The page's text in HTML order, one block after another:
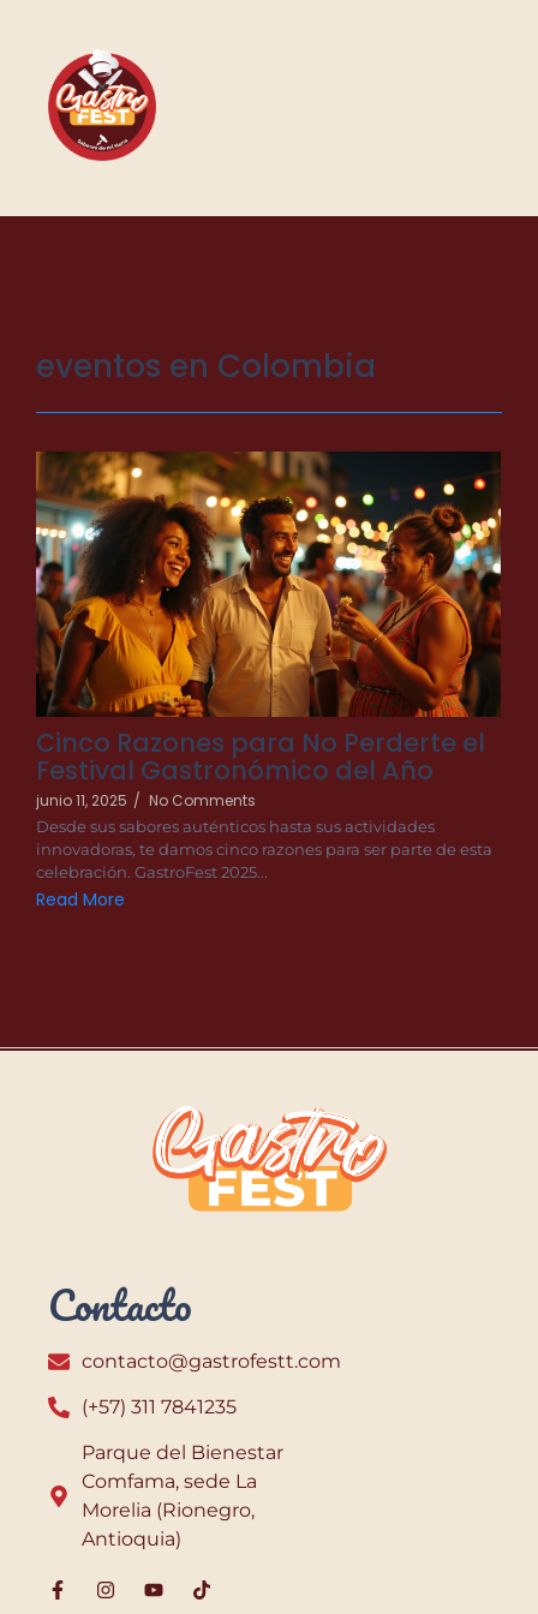
eventos en Colombia
Cinco Razones para No Perderte el
Festival Gastronómico del Año
junio 11, 2025 / No Comments
Desde sus sabores auténticos hasta sus actividades
innovadoras, te damos cinco razones para ser parte de esta
celebración. GastroFest 2025...
Read More
Contacto
contacto@gastrofestt.com
(+57) 311 7841235
Parque del Bienestar
Comfama, sede La
Morelia (Rionegro,
Antioquia)